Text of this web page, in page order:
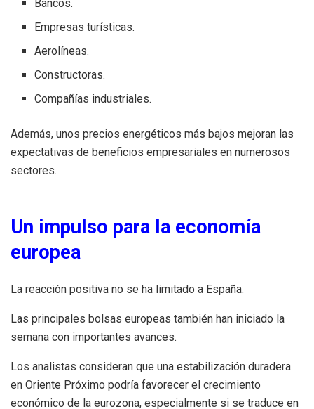
Bancos.
Empresas turísticas.
Aerolíneas.
Constructoras.
Compañías industriales.
Además, unos precios energéticos más bajos mejoran las
expectativas de beneficios empresariales en numerosos
sectores.
Un impulso para la economía
europea
La reacción positiva no se ha limitado a España.
Las principales bolsas europeas también han iniciado la
semana con importantes avances.
Los analistas consideran que una estabilización duradera
en Oriente Próximo podría favorecer el crecimiento
económico de la eurozona, especialmente si se traduce en